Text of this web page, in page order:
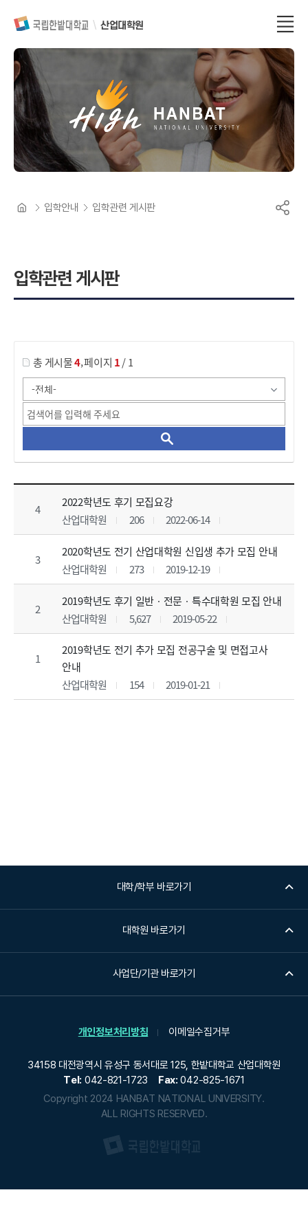
산업대학원
입학관련 게시판
입학안내 입학관련 게시판
총 게시물4,페이지 1/ 1
입학관련 게시판 목록 으로 번호, 제목, 작성자, 조회수, 등록 일, 첨부파일로 나열 되고 있습니다.
4
2022학년도 후기 모집요강
산업대학원
206 2022-06-14
3
2020학년도 전기 산업대학원 신입생 추가 모집 안내
산업대학원
273 2019-12-19
2
2019학년도 후기 일반ㆍ전문ㆍ특수대학원 모집 안내
산업대학원
5,627 2019-05-22
1
2019학년도 전기 추가 모집 전공구술 및 면접고사
안내
산업대학원
154 2019-01-21
대학/학부 바로가기
대학원 바로가기
사업단/기관 바로가기
개인정보처리방침 이메일수집거부
34158 대전광역시 유성구 동서대로 125, 한밭대학교 산업대학원
Tel: 042-821-1723 Fax: 042-825-1671
Copyright 2024 HANBAT NATIONAL UNIVERSITY.
ALL RIGHTS RESERVED.